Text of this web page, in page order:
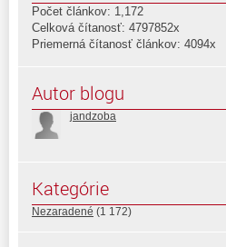
Počet článkov: 1,172
Celková čítanosť: 4797852x
Priemerná čítanosť článkov: 4094x
Autor blogu
jandzoba
Kategórie
Nezaradené (1 172)